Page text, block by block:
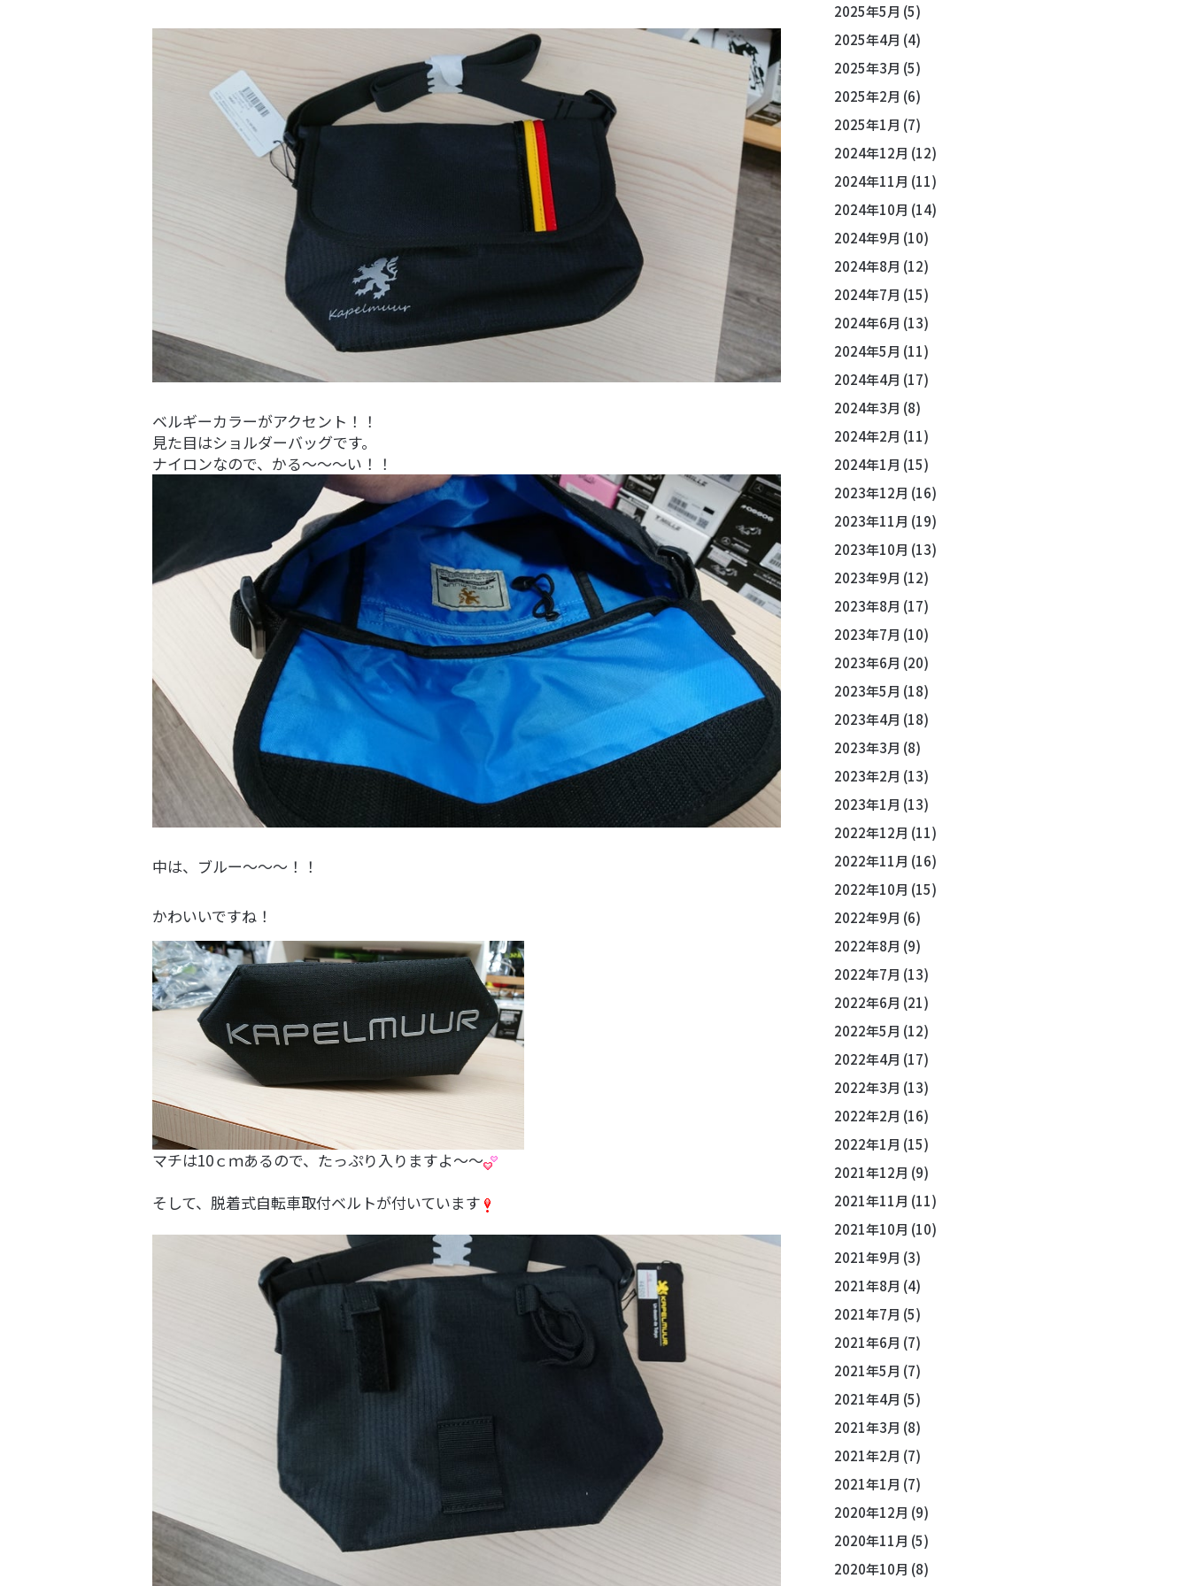
ベルギーカラーがアクセント！！
見た目はショルダーバッグです。
ナイロンなので、かる～～～い！！
中は、ブルー～～～！！
かわいいですね！
マチは10ｃｍあるので、たっぷり入りますよ～～
そして、脱着式自転車取付ベルトが付いています
2025年5月 (5)
2025年4月 (4)
2025年3月 (5)
2025年2月 (6)
2025年1月 (7)
2024年12月 (12)
2024年11月 (11)
2024年10月 (14)
2024年9月 (10)
2024年8月 (12)
2024年7月 (15)
2024年6月 (13)
2024年5月 (11)
2024年4月 (17)
2024年3月 (8)
2024年2月 (11)
2024年1月 (15)
2023年12月 (16)
2023年11月 (19)
2023年10月 (13)
2023年9月 (12)
2023年8月 (17)
2023年7月 (10)
2023年6月 (20)
2023年5月 (18)
2023年4月 (18)
2023年3月 (8)
2023年2月 (13)
2023年1月 (13)
2022年12月 (11)
2022年11月 (16)
2022年10月 (15)
2022年9月 (6)
2022年8月 (9)
2022年7月 (13)
2022年6月 (21)
2022年5月 (12)
2022年4月 (17)
2022年3月 (13)
2022年2月 (16)
2022年1月 (15)
2021年12月 (9)
2021年11月 (11)
2021年10月 (10)
2021年9月 (3)
2021年8月 (4)
2021年7月 (5)
2021年6月 (7)
2021年5月 (7)
2021年4月 (5)
2021年3月 (8)
2021年2月 (7)
2021年1月 (7)
2020年12月 (9)
2020年11月 (5)
2020年10月 (8)